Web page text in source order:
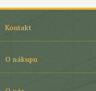
í
Kontakt
O nákupu